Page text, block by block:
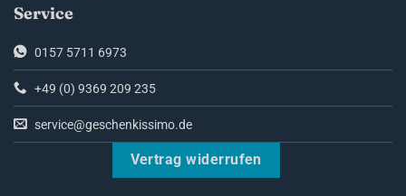
Service
0157 5711 6973
+49 (0) 9369 209 235
service@geschenkissimo.de
Vertrag widerrufen